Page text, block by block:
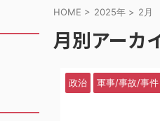
を小学校に植えた→20年経って見に
入、UEFAの要求を呑んだFIFAだ
うなるｗｗｗ
男〇亡に「絶対に〇刑にならない
たんで僕のこと引き取ってほしいん
する日本人の反応をご覧ください・
で韓国が審判を買収していたと思わ
HOME > 2025年 > 2月
月別アーカ
政治 軍事/事故/事件